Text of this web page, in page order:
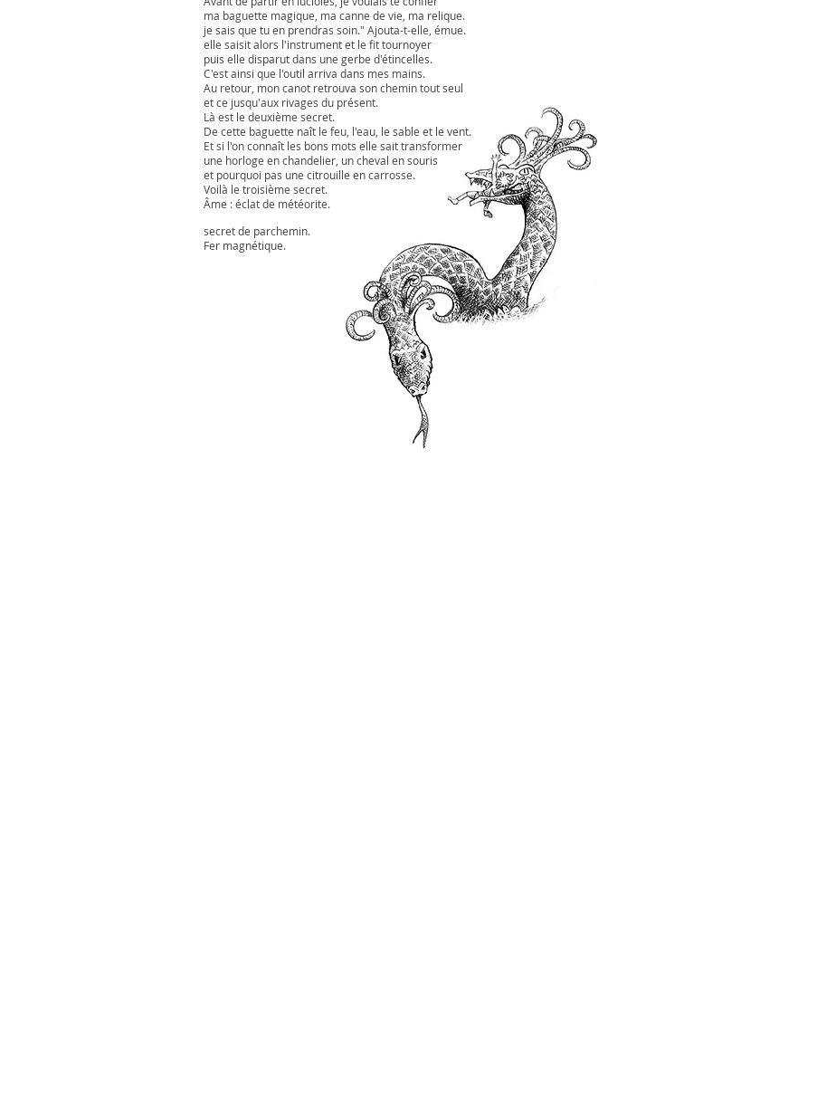
ma baguette magique, ma canne de vie, ma relique.
je sais que tu en prendras soin." Ajouta-t-elle, émue.
elle saisit alors l'instrument et le fit tournoyer
puis elle disparut dans une gerbe d'étincelles.
C'est ainsi que l'outil arriva dans mes mains.
Au retour, mon canot retrouva son chemin tout seul
et ce jusqu'aux rivages du présent.
Là est le deuxième secret.
De cette baguette naît le feu, l'eau, le sable et le vent.
Et si l'on connaît les bons mots elle sait transformer
une horloge en chandelier, un cheval en souris
et pourquoi pas une citrouille en carrosse.
Voilà le troisième secret.
Âme : éclat de météorite.
secret de parchemin.
Fer magnétique.